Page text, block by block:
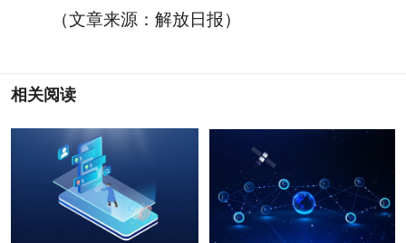
（文章来源：解放日报）
相关阅读